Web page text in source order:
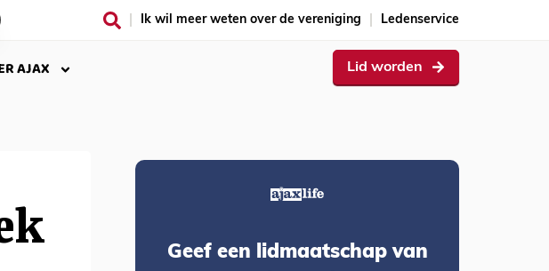
Ik wil meer weten over de vereniging Ledenservice
AJAX Lid worden
Geef een lidmaatschap van